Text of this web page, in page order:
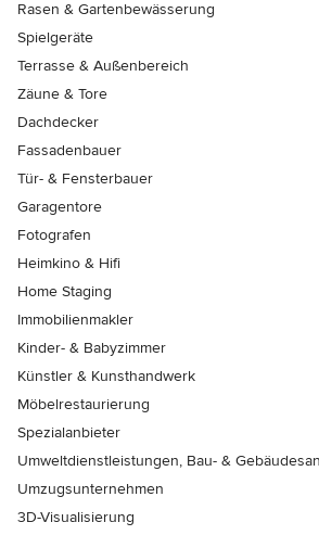
Rasen & Gartenbewässerung
Spielgeräte
Terrasse & Außenbereich
Zäune & Tore
Dachdecker
Fassadenbauer
Tür- & Fensterbauer
Garagentore
Fotografen
Heimkino & Hifi
Home Staging
Immobilienmakler
Kinder- & Babyzimmer
Künstler & Kunsthandwerk
Möbelrestaurierung
Spezialanbieter
Umweltdienstleistungen, Bau- &
Umzugsunternehmen
3D-Visualisierung